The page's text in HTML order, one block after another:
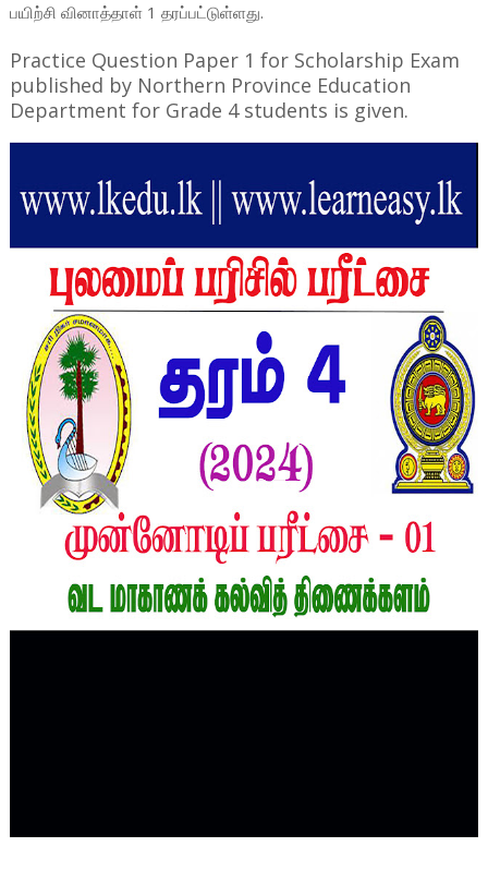
பயிற்சி வினாத்தாள் 1 தரப்பட்டுள்ளது.
Practice Question Paper 1 for Scholarship Exam
published by Northern Province Education
Department for Grade 4 students is given.